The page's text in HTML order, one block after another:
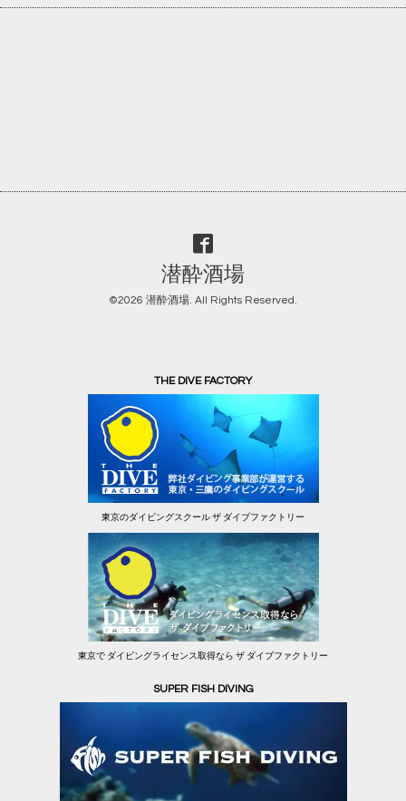
潜酔酒場
©2026 潜酔酒場. All Rights Reserved.
THE DIVE FACTORY
東京のダイビングスクール ザ ダイブファクトリー
東京で ダイビングライセンス取得なら ザ ダイブファクトリー
SUPER FISH DIVING